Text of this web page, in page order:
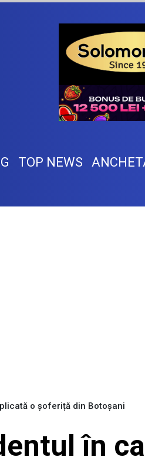
TOP NEWS
o șoferiță din Botoșani
în